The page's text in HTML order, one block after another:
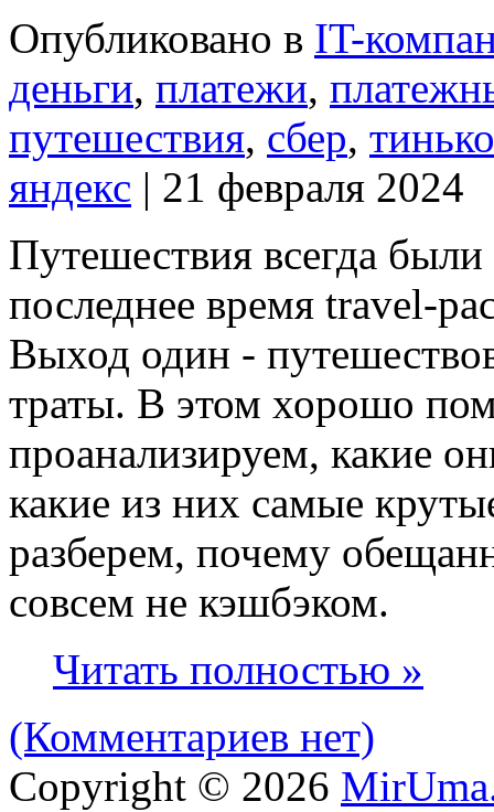
Опубликовано в IT-
деньги, платежи,
путешествия, сбер,
яндекс | 21 февраля 2024
Путешествия всегда
последнее время travel-
Выход один -
траты. В этом хорошо
проанализируем, какие
какие из них самые
разберем, почему
совсем не кэшбэком.
Читать полностью »
(Комментариев нет)
Copyright © 2026